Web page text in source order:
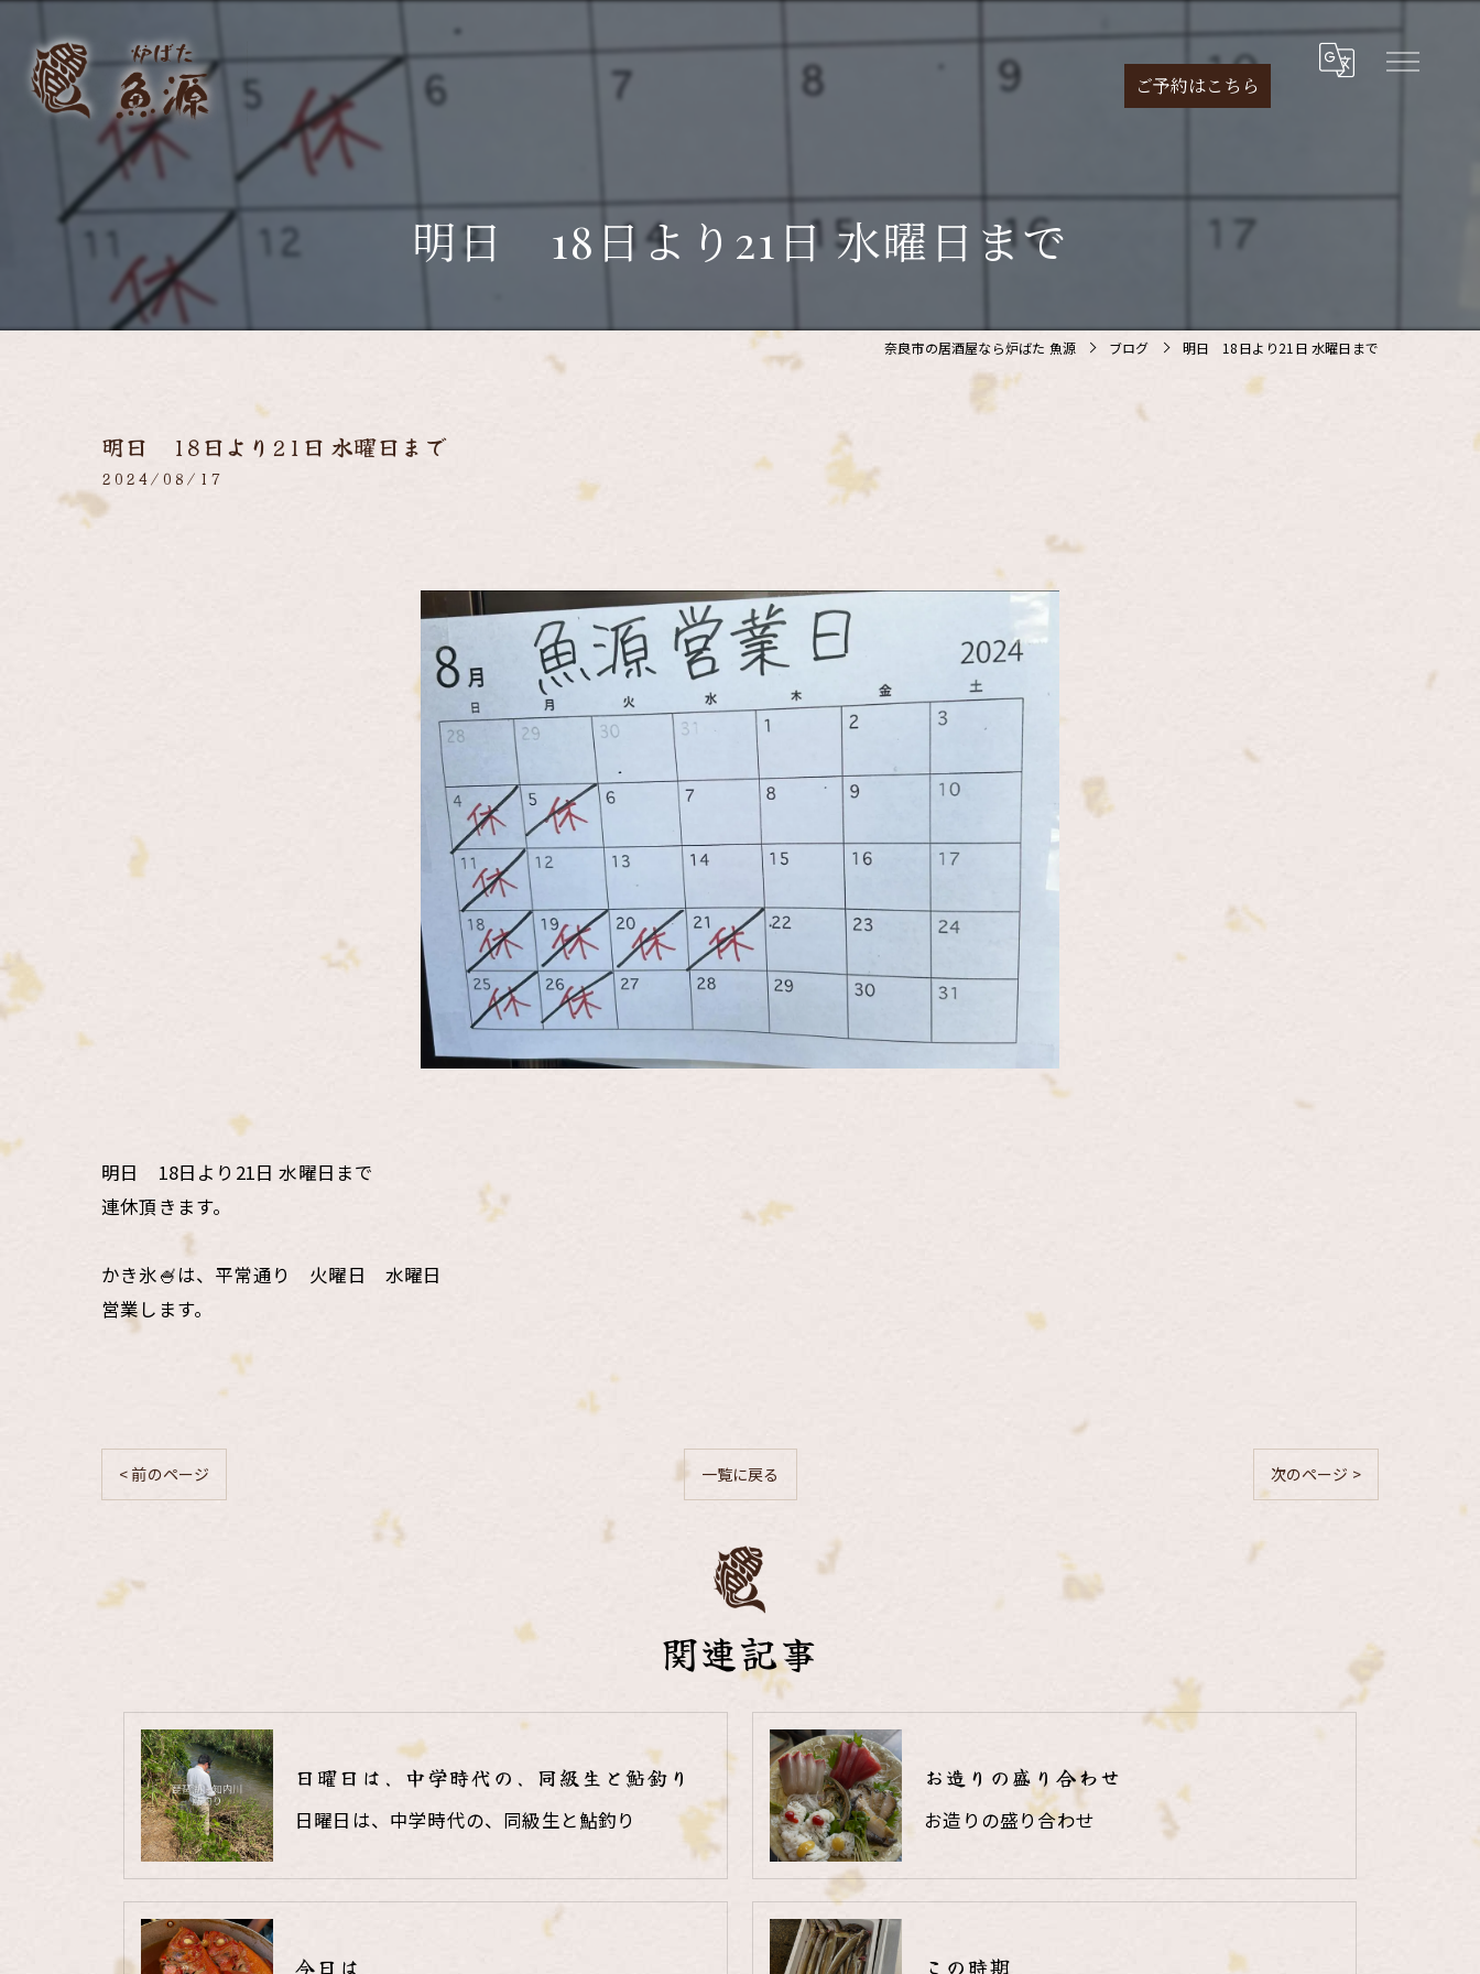
ご予約はこちら
明日 18日より21日 水曜日まで
奈良市の居酒屋なら炉ばた 魚源 ブログ 明日 18日より21日 水曜日まで
明日 18日より21日 水曜日まで
2024/08/17
明日 18日より21日 水曜日まで
連休頂きます。
かき氷🍧は、平常通り 火曜日 水曜日
営業します。
< 前のページ 一覧に戻る 次のページ >
関連記事
日曜日は、中学時代の、同級生と鮎釣り
日曜日は、中学時代の、同級生と鮎釣り
お造りの盛り合わせ
お造りの盛り合わせ
今日は この時期